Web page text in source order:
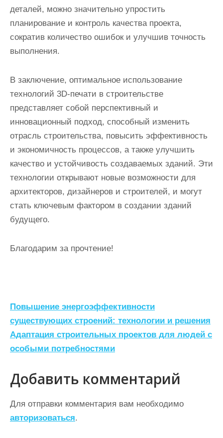
деталей, можно значительно упростить
планирование и контроль качества проекта,
сократив количество ошибок и улучшив точность
выполнения.
В заключение, оптимальное использование
технологий 3D-печати в строительстве
представляет собой перспективный и
инновационный подход, способный изменить
отрасль строительства, повысить эффективность
и экономичность процессов, а также улучшить
качество и устойчивость создаваемых зданий. Эти
технологии открывают новые возможности для
архитекторов, дизайнеров и строителей, и могут
стать ключевым фактором в создании зданий
будущего.
Благодарим за прочтение!
Н
а
в
и
г
а
ц
и
Повышение энергоэффективности
существующих строений: технологии и решения
Адаптация строительных проектов для людей с
особыми потребностями
Добавить комментарий
Для отправки комментария вам необходимо
авторизоваться.